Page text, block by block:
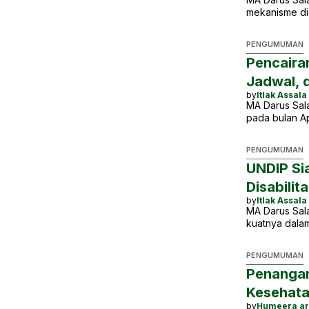
mekanisme
PENGUMUMAN
Jadwal,
byItlak Assala
MA Darus
pada bulan
PENGUMUMAN
UNDIP
byItlak Assala
MA Darus
kuatnya
PENGUMUMAN
byHumeera